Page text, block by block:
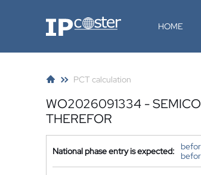
IP-Coster HOME
PCT calculation
WO2026091334 -
THEREFOR
National phase entry is expected: